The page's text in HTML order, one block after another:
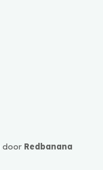
door Redbanana